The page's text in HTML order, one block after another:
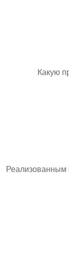
Какую
Реализованным